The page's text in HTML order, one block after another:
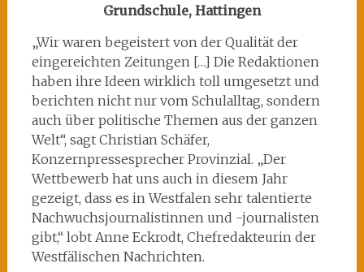
Grundschule, Hattingen
„Wir waren begeistert von der Qualität der
eingereichten Zeitungen […] Die Redaktionen
haben ihre Ideen wirklich toll umgesetzt und
berichten nicht nur vom Schulalltag, sondern
auch über politische Themen aus der ganzen
Welt“, sagt Christian Schäfer,
Konzernpressesprecher Provinzial. „Der
Wettbewerb hat uns auch in diesem Jahr
gezeigt, dass es in Westfalen sehr talentierte
Nachwuchsjournalistinnen und -journalisten
gibt,“ lobt Anne Eckrodt, Chefredakteurin der
Westfälischen Nachrichten.